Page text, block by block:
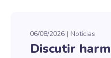
06/08/2026 Notícias
Discutir